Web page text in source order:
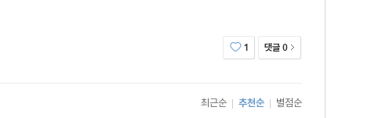
1 댓글 0
최근순 추천순 별점순